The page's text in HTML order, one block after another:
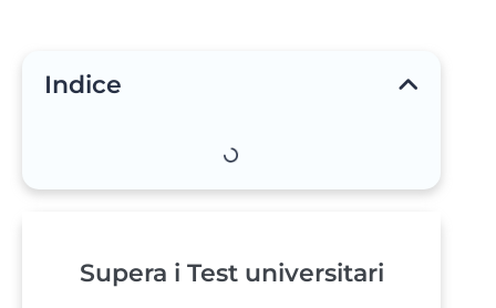
Indice
Supera i Test universitari